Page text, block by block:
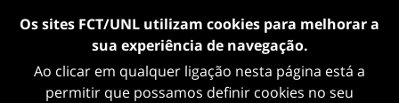
Os sites FCT/UNL utilizam cookies para melhorar a
sua experiência de navegação.
Ao clicar em qualquer ligação nesta página está a
permitir que possamos definir cookies no seu